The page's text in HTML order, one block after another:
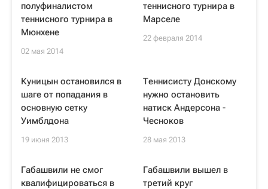
полуфиналистом
теннисного турнира в
Мюнхене
02 мая 2014
теннисного турнира в
Марселе
22 февраля 2014
Куницын остановился в
шаге от попадания в
основную сетку
Уимблдона
19 июня 2013
Теннисисту Донскому
нужно остановить
натиск Андерсона -
Чесноков
28 мая 2013
Габашвили не смог
квалифицироваться в
Габашвили вышел в
третий круг